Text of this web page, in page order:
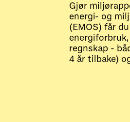
Gjør
energi- og
(EMOS) får
energiforbruk,
regnskap -
4 år tilbake)